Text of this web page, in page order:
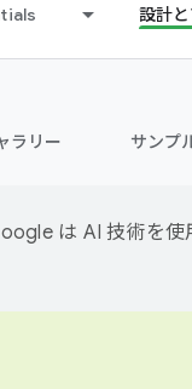
設計
ラリー サンプ
は AI 技術を使